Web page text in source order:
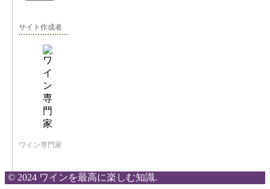
サイト作成者
ワイン専門家
© 2024 ワインを最高に楽しむ知識.